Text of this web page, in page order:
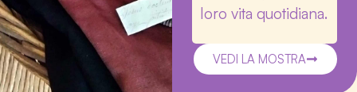
loro vita quotidiana.
VEDI LA MOSTRA